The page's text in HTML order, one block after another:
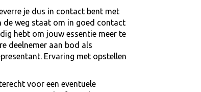
je dus in contact bent met
de weg staat om in goed contact
hebt om jouw essentie meer te
deelnemer aan bod als
Ervaring met opstellen
voor een eventuele